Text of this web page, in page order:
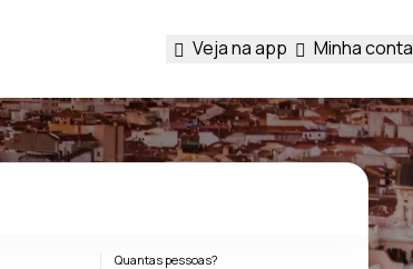
Veja na app Minha conta
Quantas pessoas?